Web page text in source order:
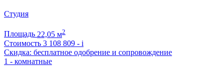
Студия
Площадь 22,05 м2
Стоимость 3 108 809 - i
Скидка: бесплатное одобрение и сопровождение
1 - комнатные